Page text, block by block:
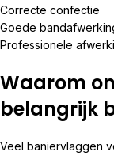
Correcte confectie
Goede
Professionele
Waarom
belangrijk
Veel baniervlaggen